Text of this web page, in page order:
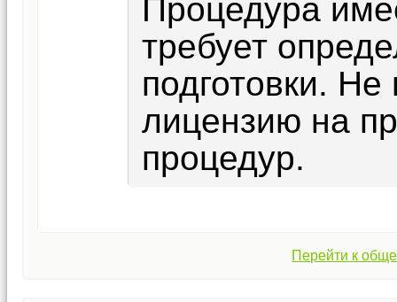
Процедура
требует
подготовки.
лицензию на
процедур.
Перейти к